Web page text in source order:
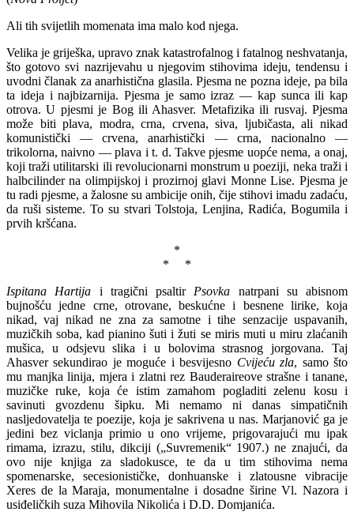
Ali tih svijetlih momenata ima malo kod njega.
Velika je griješka, upravo znak katastrofalnog i fatalnog neshvatanja,
što gotovo svi nazrijevahu u njegovim stihovima ideju, tendensu i
uvodni članak za anarhistična glasila. Pjesma ne pozna ideje, pa bila
ta ideja i najbizarnija. Pjesma je samo izraz — kap sunca ili kap
otrova. U pjesmi je Bog ili Ahasver. Metafizika ili rusvaj. Pjesma
može biti plava, modra, crna, crvena, siva, ljubičasta, ali nikad
komunistički — crvena, anarhistički — crna, nacionalno —
trikolorna, naivno — plava i t. d. Takve pjesme uopće nema, a onaj,
koji traži utilitarski ili revolucionarni monstrum u poeziji, neka traži i
halbcilinder na olimpijskoj i prozirnoj glavi Monne Lise. Pjesma je
tu radi pjesme, a žalosne su ambicije onih, čije stihovi imadu zadaću,
da ruši sisteme. To su stvari Tolstoja, Lenjina, Radića, Bogumila i
prvih kršćana.
*
* *
Ispitana Hartija i tragični psaltir Psovka natrpani su abisnom
bujnošću jedne crne, otrovane, beskućne i besnene lirike, koja
nikad, vaj nikad ne zna za samotne i tihe senzacije uspavanih,
muzičkih soba, kad pianino šuti i žuti se miris muti u miru zlaćanih
mušica, u odsjevu slika i u bolovima strasnog jorgovana. Taj
Ahasver sekundirao je moguće i besvijesno Cvijeću zla, samo što
mu manjka linija, mjera i zlatni rez Bauderaireove strašne i tanane,
muzičke ruke, koja će istim zamahom pogladiti zelenu kosu i
savinuti gvozdenu šipku. Mi nemamo ni danas simpatičnih
nasljedovatelja te poezije, koja je sakrivena u nas. Marjanović ga je
jedini bez viclanja primio u ono vrijeme, prigovarajući mu ipak
rimama, izrazu, stilu, dikciji („Suvremenik“ 1907.) ne znajući, da
ovo nije knjiga za sladokusce, te da u tim stihovima nema
spomenarske, secesionističke, donhuanske i zlatousne vibracije
Xeres de la Maraja, monumentalne i dosadne širine Vl. Nazora i
usiđeličkih suza Mihovila Nikolića i D.D. Domjanića.